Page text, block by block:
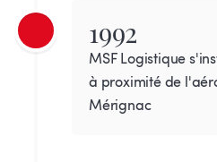
1992
MSF Logistique
à proximité de
Mérignac